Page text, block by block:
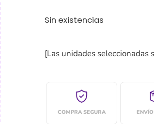
Sin existencias
[Las unidades seleccionadas
COMPRA SEGURA